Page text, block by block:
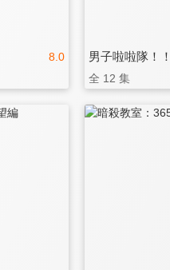
8.0 男子啦啦隊！！
全 12 集